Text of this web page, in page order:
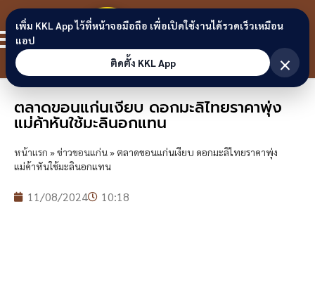
Skip to content
ขอนแก่น
ลิงก์
ตลาดขอนแก่นเงียบ ดอกมะลิไทยราคาพุ่ง
แม่ค้าหันใช้มะลินอกแทน
หน้าแรก »ข่าวขอนแก่น»ตลาดขอนแก่นเงียบ ดอกมะลิไทยราคาพุ่ง
แม่ค้าหันใช้มะลินอกแทน
11/08/2024 10:18
เพิ่ม KKL App ไว้ที่หน้าจอมือถือ เพื่อเปิดใช้งานได้รวดเร็วเหมือน
แอป
ติดตั้ง KKL App
×